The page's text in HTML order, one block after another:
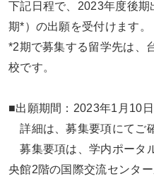
下記日程で、2023年度後
期*）の出願を受付けます。
*2期で募集する留学先は、
校です。
■出願期間：2023年1月10
詳細は、募集要項にてご
募集要項は、学内ポータ
央館2階の国際交流センタ